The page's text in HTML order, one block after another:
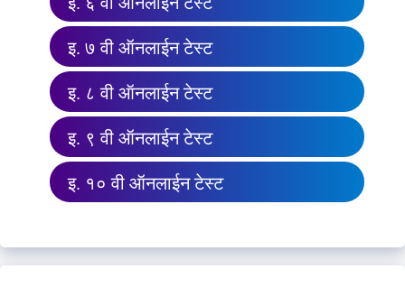
इ. ७ वी ऑनलाईन टेस्ट
इ. ८ वी ऑनलाईन टेस्ट
इ. ९ वी ऑनलाईन टेस्ट
इ. १० वी ऑनलाईन टेस्ट